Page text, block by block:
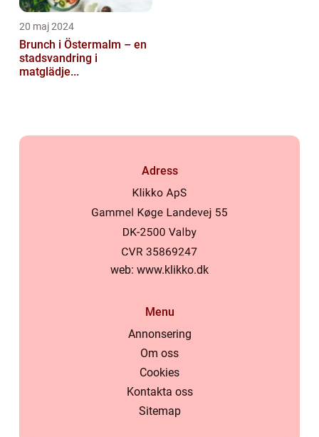
20 maj 2024
Brunch i Östermalm – en
stadsvandring i
matglädje...
Adress
web: www.klikko.dk
Menu
Annonsering
Om oss
Cookies
Kontakta oss
Sitemap